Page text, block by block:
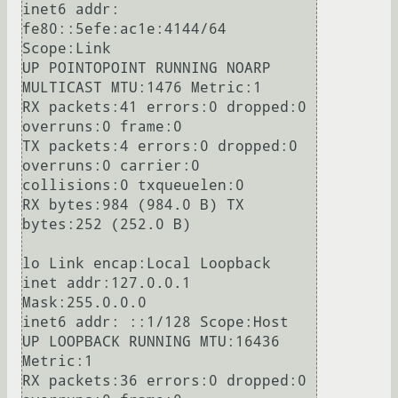
inet6 addr:
fe80::5efe:ac1e:4144/64
Scope:Link
UP POINTOPOINT RUNNING NOARP
MULTICAST MTU:1476 Metric:1
RX packets:41 errors:0 dropped:0
overruns:0 frame:0
TX packets:4 errors:0 dropped:0
overruns:0 carrier:0
collisions:0 txqueuelen:0
RX bytes:984 (984.0 B) TX
bytes:252 (252.0 B)
lo Link encap:Local Loopback
inet addr:127.0.0.1
Mask:255.0.0.0
inet6 addr: ::1/128 Scope:Host
UP LOOPBACK RUNNING MTU:16436
Metric:1
RX packets:36 errors:0 dropped:0